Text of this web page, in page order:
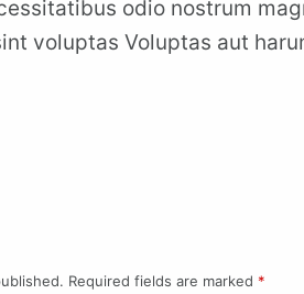
odio nostrum
voluptas Voluptas aut
Required fields are marked *